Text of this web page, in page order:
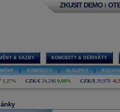
ZKUSIT DEMO |
& SAZBY KOMODITY & DERIVÁTY
MĚNY KOMODITY SLOUPKY
1,27% CZK/€ 24,246 0,08% CZK/$ 20,978 -